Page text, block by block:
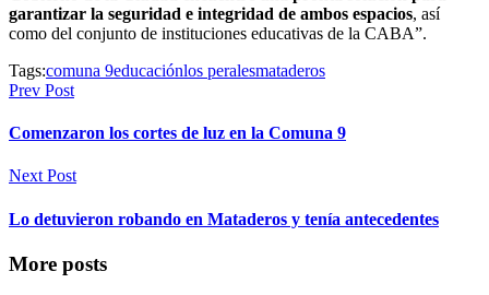
garantizar la seguridad e integridad de ambos espacios, así
como del conjunto de instituciones educativas de la CABA”.
Tags:comuna 9educaciónlos peralesmataderos
Prev Post
Comenzaron los cortes de luz en la Comuna 9
Next Post
Lo detuvieron robando en Mataderos y tenía antecedentes
More posts